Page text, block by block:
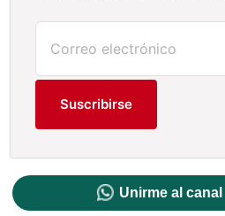
Suscribirse
Unirme al